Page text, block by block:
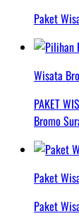
Paket
Wisata
PAKET
Bromo
Paket
Paket